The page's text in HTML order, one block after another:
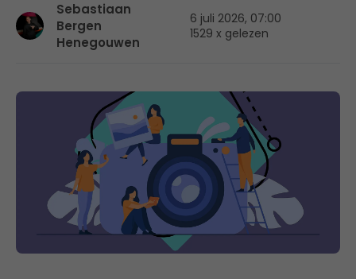
Sebastiaan
Bergen
Henegouwen
6 juli 2026, 07:00
1529 x gelezen